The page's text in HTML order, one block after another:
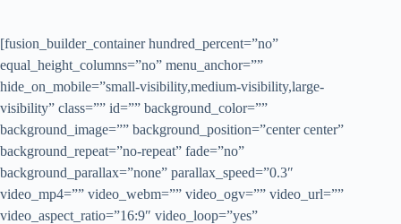
[fusion_builder_container hundred_percent=”no”
equal_height_columns=”no” menu_anchor=””
hide_on_mobile=”small-visibility,medium-visibility,large-
visibility” class=”” id=”” background_color=””
background_image=”” background_position=”center center”
background_repeat=”no-repeat” fade=”no”
background_parallax=”none” parallax_speed=”0.3″
video_mp4=”” video_webm=”” video_ogv=”” video_url=””
video_aspect_ratio=”16:9″ video_loop=”yes”